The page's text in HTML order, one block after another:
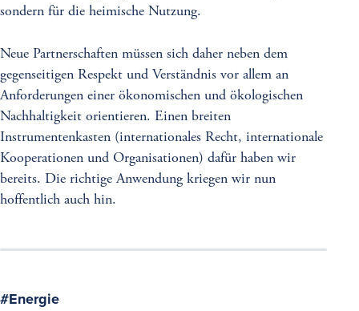
sondern für die heimische Nutzung.
Neue Partnerschaften müssen sich daher neben dem
gegenseitigen Respekt und Verständnis vor allem an
Anforderungen einer ökonomischen und ökologischen
Nachhaltigkeit orientieren. Einen breiten
Instrumentenkasten (internationales Recht, internationale
Kooperationen und Organisationen) dafür haben wir
bereits. Die richtige Anwendung kriegen wir nun
hoffentlich auch hin.
Energie